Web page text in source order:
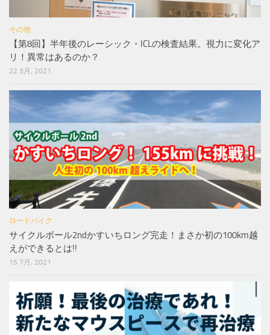
その他
【第8回】半年後のレーシック・ICLの検査結果。視力に変化ア
リ！異常はあるのか？
22 3月, 2021
ロードバイク
サイクルボール2ndかすいちロング完走！まさか初の100km越
えができるとは!!
15 7月, 2021